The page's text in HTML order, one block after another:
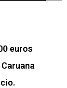
euros